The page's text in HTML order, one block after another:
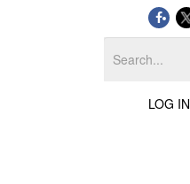
LOG IN